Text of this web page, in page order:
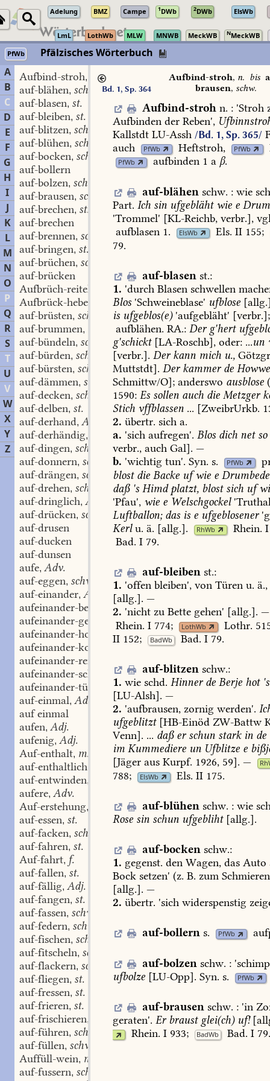
Adelung BMZ Campe 1DWb 2DWb ElsWb
LmL LothWb MLW MNWB MeckWB NMeckWB
PfWb
Pfälzisches Wörterbuch
A
B
C
D
E
F
G
H
I
J
K
L
M
N
O
P
Q
R
S
T
U
V
W
X
Y
Z
Aufbind-stroh,
n.
auf-blähen, schw.
auf-blasen, st.
auf-bleiben, st.
auf-blitzen, schw.
auf-blühen, schw.
auf-bocken, schw.
auf-bollern
auf-bolzen, schw.
auf-brausen, schw.
auf-brechen, st.
auf-brechen
auf-brennen, schw.
auf-bringen, st. u. schw.
auf-brüchen, schw.
auf-brücken
Aufbrüch-reitel
Aufbrück-hebel
auf-brüsten, schw.
auf-brummen,
auf-bündeln, schw.
auf-bürden, schw.
auf-bürsten, schw.
auf-dämmen, schw.
auf-decken, schw.
auf-delben, st.
auf-derhand, Adv.
auf-derhändig,
auf-dingen, schw.
auf-donnern, schw.
auf-drängen, schw.
auf-drehen, schw.
auf-dringlich, Adj.
auf-drücken, schw.
auf-drusen
auf-ducken
auf-dunsen
aufe, Adv.
auf-eggen, schw.
auf-einander, Adv.
aufeinander-beißen
st.
aufeinander-gehen
st.
aufeinander-hocken
,schw.
aufeinander-kommen
aufeinander-rennen
aufeinander-schmeißen ,st.
aufeinander-türmen
,schw.
auf-einmal, Adv.
auf einmal
aufen, Adj.
aufenig, Adj.
Auf-enthalt, m.
auf-enthaltlich
auf-entwinden,
aufere, Adv.
Auf-erstehung,
auf-essen, st.
auf-facken, schw.
auf-fahren, st.
Auf-fahrt, f.
auf-fallen, st.
auf-fällig, Adj.
auf-fangen, st.
auf-fassen, schw.
auf-federn, schw.
auf-fischen, schw.
auf-fitscheln, schw.
auf-flackern, schw.
auf-fliegen, st.
auf-fressen, st.
auf-frieren, st.
auf-frischieren,
schw.
auf-führen, schw.
auf-füllen, schw.
Auffüll-wein, m.
auf-fussern, schw.
Bd. 1, Sp. 364
Aufbind-stroh, n. bis
brausen, schw.
Aufbind-stroh n. :'Stroh
Aufbinden der Reben',
Kallstdt LU-Assh /Bd. 1, Sp. 365/
auch
PfWb Heftstroh, PfWb
PfWb aufbinden 1 a β.
auf-blähen schw. :wie
Part. Ich sin ufgeblähtwie e
'Trommel' [KL-Reichb, verbr.],
aufblasen 1. ElsWb Els. II 155;
79.
auf-blasen st.:
1. 'durch Blasen schwellen
Blos 'Schweineblase' ufblose
is ufgeblos(e)'aufgebläht' [verbr.];
aufblähen. RA.: Derg'hert
g'schickt[LA-Roschb], oder: ...un
[verbr.]. Derkann mich u.,
Muttstdt]. Derkammerde
Schmittw/O]; anderswo ausblose
1590: Es sollen auch die Metzger
Stich vffblassen ... [ZweibrUrkb.
2. übertr. sich a.
a. 'sich aufregen'. Blos dich netso
verbr., auch Gal]. —
b. 'wichtig tun'. Syn. s. PfWb
blostdie Backe ufwie e
daß's Himdplatzt, blostsich uf
'Pfau', wie e Welschgockel
Luftballon;das is e ufgeblosener
Kerlu. ä. [allg.]. RhWb Rhein. I
Bad. I 79.
auf-bleiben st.:
1. 'offen bleiben', von Türen u. ä.,
[allg.]. —
2. 'nicht zu Bette gehen' [allg.]. —
Rhein. I 774; LothWb Lothr.
II 152; BadWb Bad. I79.
auf-blitzen schw.:
1. wie schd. Hinnerde Berje hot's
[LU-Alsh]. —
2. 'aufbrausen, zornig werden'.
ufgeblitzt[HB-Einöd ZW-Battw
Venn]. ... daßerschun starkin de
im Kummediere un Ufblitze e
[Jäger aus Kurpf. 1926, 59]. —
788; ElsWb Els. II 175.
auf-blühen schw. :wie
Rose sin schun ufgebliht[allg.].
auf-bocken schw.:
1. gegenst. den Wagen, das Auto
Bock setzen' (z. B. zum
[allg.]. —
2. übertr. 'sich widerspenstig
auf-bollerns. PfWb
auf-bolzen schw. :'
ufbolze [LU-Opp]. Syn. s. PfWb
auf-brausen schw. :'in
geraten'. Erbraustglei(ch)uf!
Rhein. I933; BadWb Bad. I 79